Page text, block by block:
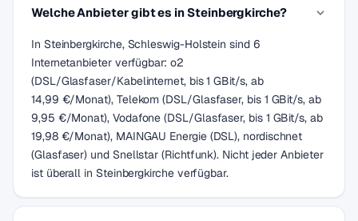
Welche Anbieter gibt es in Steinbergkirche?
In Steinbergkirche, Schleswig-Holstein sind 6
Internetanbieter verfügbar: o2
(DSL/Glasfaser/Kabelinternet, bis 1 GBit/s, ab
14,99 €/Monat), Telekom (DSL/Glasfaser, bis 1 GBit/s, ab
9,95 €/Monat), Vodafone (DSL/Glasfaser, bis 1 GBit/s, ab
19,98 €/Monat), MAINGAU Energie (DSL), nordischnet
(Glasfaser) und Snellstar (Richtfunk). Nicht jeder Anbieter
ist überall in Steinbergkirche verfügbar.